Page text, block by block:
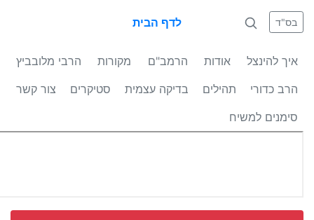
לדף הבית בס"ד
איך להינצל אודות הרמב"ם מקורות
הרבי מלובביץ
הרב כדורי
תהילים בדיקה עצמית סטיקרים
צור קשר
סימנים למשיח